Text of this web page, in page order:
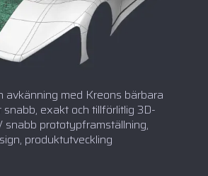
avkänning med Kreons bärbara
snabb, exakt och tillförlitlig 3D-
snabb prototypframställning,
produktutveckling